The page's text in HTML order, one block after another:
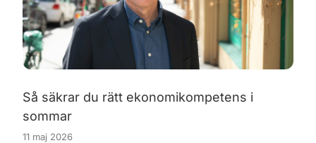
Så säkrar du rätt ekonomikompetens i
sommar
11 maj 2026